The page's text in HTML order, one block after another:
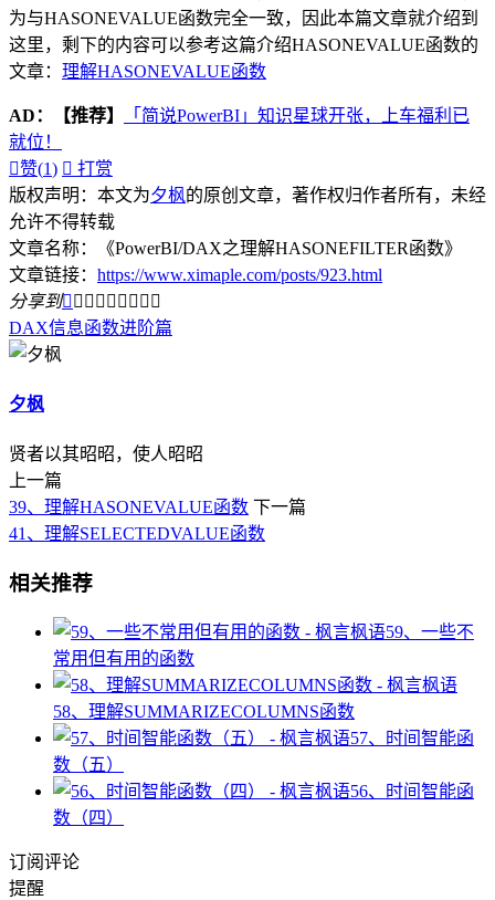
为与HASONEVALUE函数完全一致，因此本篇文章就介绍到
这里，剩下的内容可以参考这篇介绍HASONEVALUE函数的
文章： 理解HASONEVALUE函数
AD： 【推荐】
「简说PowerBI」知识星球开张，上车福利已
就位！
赞(1)  打赏
版权声明：本文为夕枫的原创文章，著作权归作者所有，未经
允许不得转载
文章名称：《PowerBI/DAX之理解HASONEFILTER函数》
文章链接： https://www.ximaple.com/posts/923.html
分享到        
DAX信息函数进阶篇
夕枫
贤者以其昭昭，使人昭昭
上一篇
39、理解HASONEVALUE函数 下一篇
41、理解SELECTEDVALUE函数
相关推荐
59、一些不
常用但有用的函数
58、理解SUMMARIZECOLUMNS函数
57、时间智能函
数（五）
56、时间智能函
数（四）
订阅评论
提醒